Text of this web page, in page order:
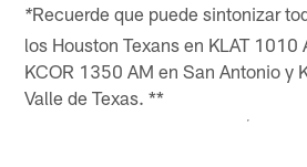
*Recuerde que puede sintonizar
los Houston Texans en KLAT 1010
KCOR 1350 AM en San Antonio y
Valle de Texas. **